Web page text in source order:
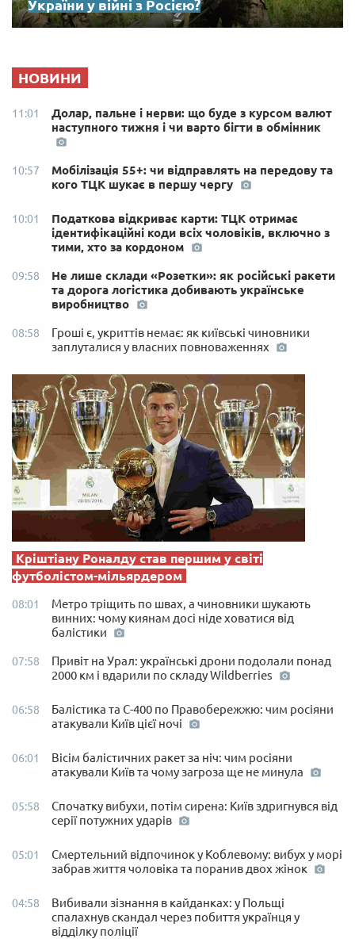
України у війні з Росією?
НОВИНИ
11:01
Долар, пальне і нерви: що буде з курсом валют
наступного тижня і чи варто бігти в обмінник
10:57
Мобілізація 55+: чи відправлять на передову та
кого ТЦК шукає в першу чергу
10:01
Податкова відкриває карти: ТЦК отримає
ідентифікаційні коди всіх чоловіків, включно з
тими, хто за кордоном
09:58
Не лише склади «Розетки»: як російські ракети
та дорога логістика добивають українське
виробництво
08:58
Гроші є, укриттів немає: як київські чиновники
заплуталися у власних повноваженнях
Кріштіану Роналду став першим у світі
футболістом-мільярдером
08:01
Метро тріщить по швах, а чиновники шукають
винних: чому киянам досі ніде ховатися від
балістики
07:58
Привіт на Урал: українські дрони подолали понад
2000 км і вдарили по складу Wildberries
06:58
Балістика та С-400 по Правобережжю: чим росіяни
атакували Київ цієї ночі
06:01
Вісім балістичних ракет за ніч: чим росіяни
атакували Київ та чому загроза ще не минула
05:58
Спочатку вибухи, потім сирена: Київ здригнувся від
серії потужних ударів
05:01
Смертельний відпочинок у Коблевому: вибух у морі
забрав життя чоловіка та поранив двох жінок
04:58
Вибивали зізнання в кайданках: у Польщі
спалахнув скандал через побиття українця у
відділку поліції